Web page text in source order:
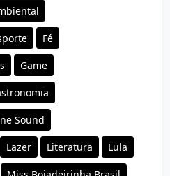
Fé
Game
Sound
Lazer Literatura Lula